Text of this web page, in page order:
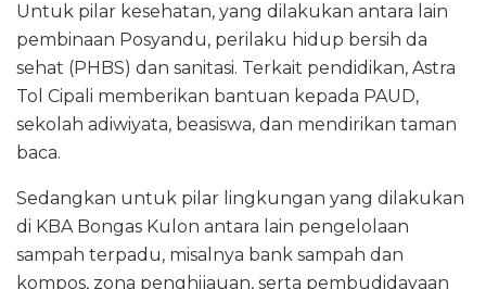
Untuk pilar kesehatan, yang dilakukan antara lain
pembinaan Posyandu, perilaku hidup bersih da
sehat (PHBS) dan sanitasi. Terkait pendidikan, Astra
Tol Cipali memberikan bantuan kepada PAUD,
sekolah adiwiyata, beasiswa, dan mendirikan taman
baca.
Sedangkan untuk pilar lingkungan yang dilakukan
di KBA Bongas Kulon antara lain pengelolaan
sampah terpadu, misalnya bank sampah dan
kompos, zona penghijauan, serta pembudidayaan